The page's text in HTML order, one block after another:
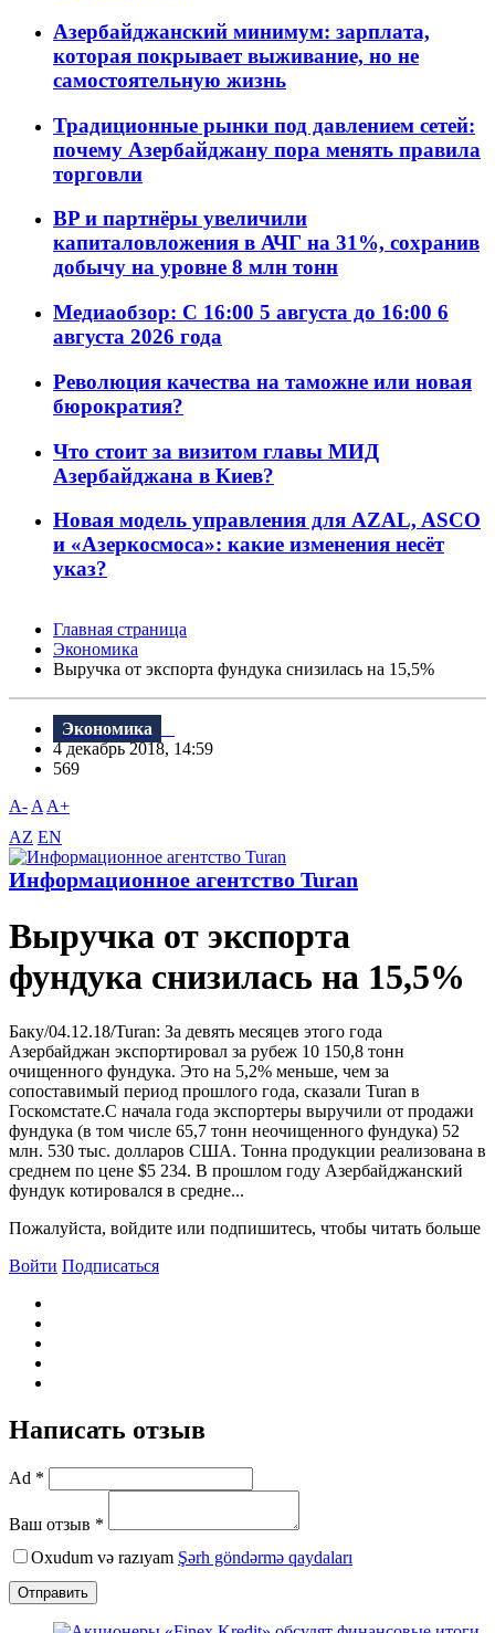
Азербайджанский минимум: зарплата,
которая покрывает выживание, но не
самостоятельную жизнь
Традиционные рынки под давлением сетей:
почему Азербайджану пора менять правила
торговли
BP и партнёры увеличили
капиталовложения в АЧГ на 31%, сохранив
добычу на уровне 8 млн тонн
Медиаобзор: С 16:00 5 августа до 16:00 6
августа 2026 года
Революция качества на таможне или новая
бюрократия?
Что стоит за визитом главы МИД
Азербайджана в Киев?
Новая модель управления для AZAL, ASCO
и «Азеркосмоса»: какие изменения несёт
указ?
Главная страница
Экономика
Выручка от экспорта фундука снизилась на 15,5%
Экономика
4 декабрь 2018, 14:59
569
A- A A+
AZ EN
Информационное агентство Turan
Выручка от экспорта
фундука снизилась на 15,5%
Баку/04.12.18/Turan: За девять месяцев этого года
Азербайджан экспортировал за рубеж 10 150,8 тонн
очищенного фундука. Это на 5,2% меньше, чем за
сопоставимый период прошлого года, сказали Turan в
Госкомстате.С начала года экспортеры выручили от продажи
фундука (в том числе 65,7 тонн неочищенного фундука) 52
млн. 530 тыс. долларов США. Тонна продукции реализована в
среднем по цене $5 234. B прошлом году Азербайджанский
фундук котировался в средне...
Пожалуйста, войдите или подпишитесь, чтобы читать больше
Войти Подписаться
Написать отзыв
Ad *
Ваш отзыв *
Oxudum və razıyam Şərh göndərmə qaydaları
Отправить